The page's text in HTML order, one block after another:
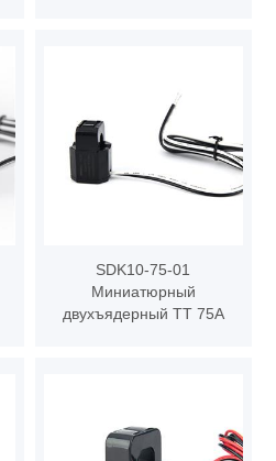
SDK10-75-01
Миниатюрный
двухъядерный ТТ 75А